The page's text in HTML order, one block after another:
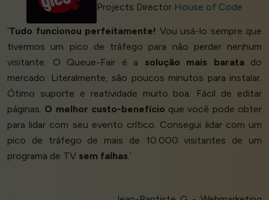
Projects Director House of Code
‘Tudo funcionou perfeitamente! Vou usá-lo sempre que
tivermos um pico de tráfego para não perder nenhum
visitante. O Queue-Fair é a solução mais baratado
mercado. Literalmente, são poucos minutos para instalar.
Ótimo suporte e reatividade muito boa. Fácil de editar
páginas. O melhor custo-benefício que você pode obter
para lidar com seu evento crítico. Consegui lidar com um
pico de tráfego de mais de 10.000 visitantes de um
programa de TV sem falhas.’